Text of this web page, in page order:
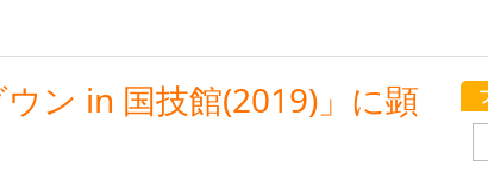
ン in 国技館(2019)」に顕